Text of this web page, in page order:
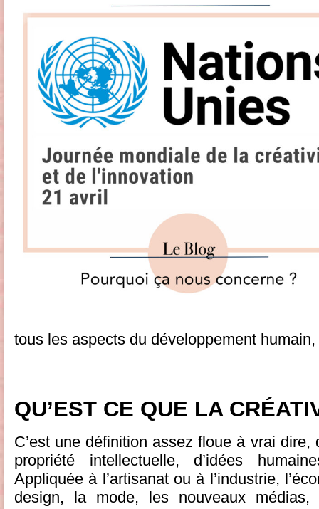
tous les aspects du développement
QU’EST CE QUE LA
C’est une définition assez floue à vrai
propriété intellectuelle, d’idées
Appliquée à l’artisanat ou à l’industrie,
design, la mode, les nouveaux